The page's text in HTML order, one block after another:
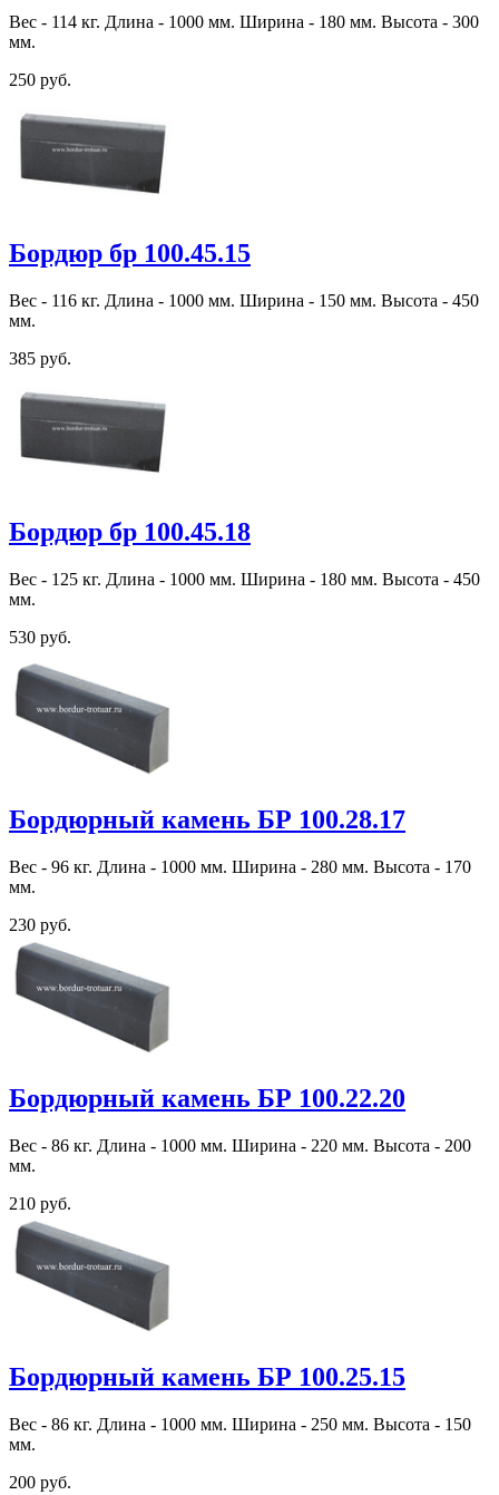
Вес - 114 кг. Длина - 1000 мм. Ширина - 180 мм. Высота - 300
мм.
250 руб.
Бордюр бр 100.45.15
Вес - 116 кг. Длина - 1000 мм. Ширина - 150 мм. Высота - 450
мм.
385 руб.
Бордюр бр 100.45.18
Вес - 125 кг. Длина - 1000 мм. Ширина - 180 мм. Высота - 450
мм.
530 руб.
Бордюрный камень БР 100.28.17
Вес - 96 кг. Длина - 1000 мм. Ширина - 280 мм. Высота - 170
мм.
230 руб.
Бордюрный камень БР 100.22.20
Вес - 86 кг. Длина - 1000 мм. Ширина - 220 мм. Высота - 200
мм.
210 руб.
Бордюрный камень БР 100.25.15
Вес - 86 кг. Длина - 1000 мм. Ширина - 250 мм. Высота - 150
мм.
200 руб.